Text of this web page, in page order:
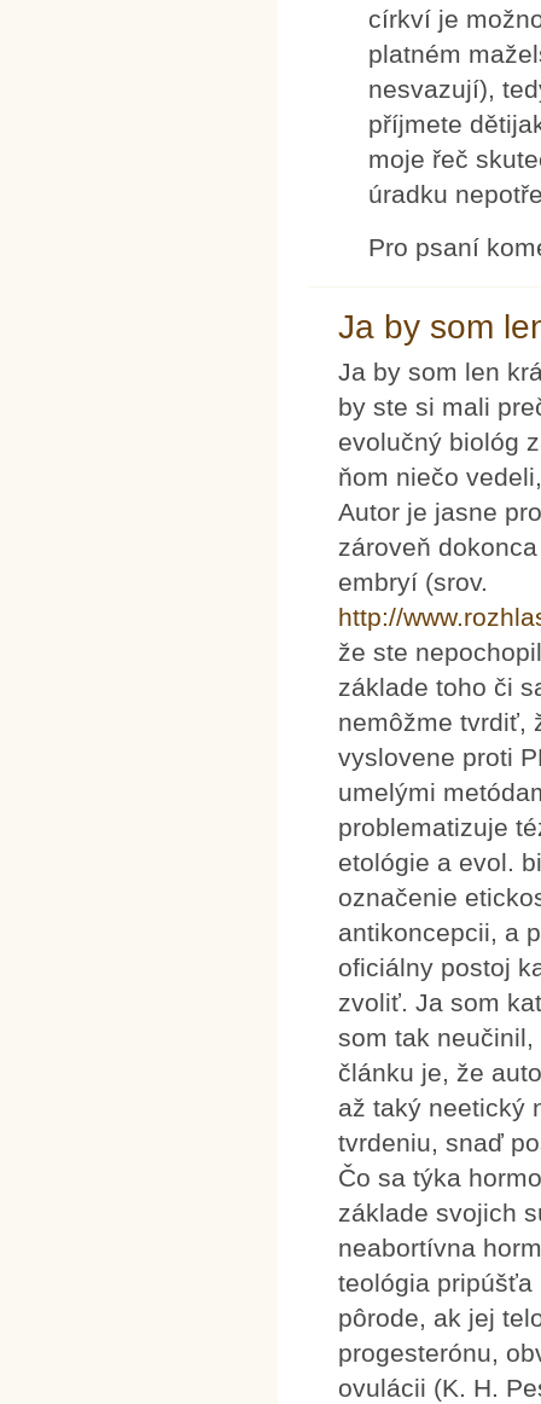
církví je
platném
nesvazují),
příjmete
moje řeč
úradku
Pro psaní
Ja by som
Ja by som len
by ste si mali
evolučný biológ
ňom niečo
Autor je jasne
zároveň
embryí (srov.
http://
že ste
základe toho či
nemôžme tvrdiť,
vyslovene proti
umelými
problematizuje
etológie a evol.
označenie
antikoncepcii, a
oficiálny postoj
zvoliť. Ja som
som tak
článku je, že
až taký neetický
tvrdeniu, snaď
Čo sa týka
základe svojich
neabortívna
teológia pripúšťa
pôrode, ak jej
progesterónu,
ovulácii (K. H.